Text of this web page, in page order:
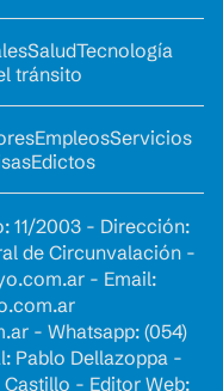
SaludTecnología
tránsito
EmpleosServicios
Edictos
11/2003 - Dirección:
de Circunvalación -
- Email:
- Whatsapp: (054)
Pablo Dellazoppa -
- Editor Web: